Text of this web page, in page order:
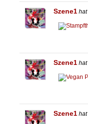
Szene1
Szene1
Szene1